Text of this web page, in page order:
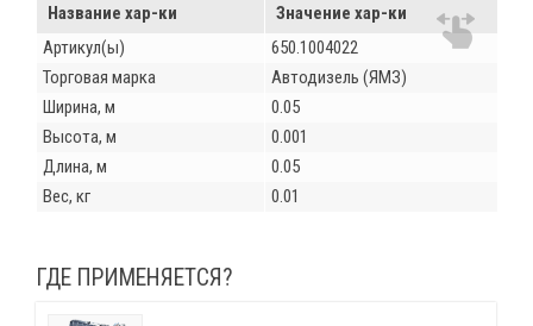
Название хар-ки
Значение хар-ки
Артикул(ы)
650.1004022
Торговая марка
Автодизель (ЯМЗ)
Ширина, м
0.05
Высота, м
0.001
Длина, м
0.05
Вес, кг
0.01
ГДЕ ПРИМЕНЯЕТСЯ?